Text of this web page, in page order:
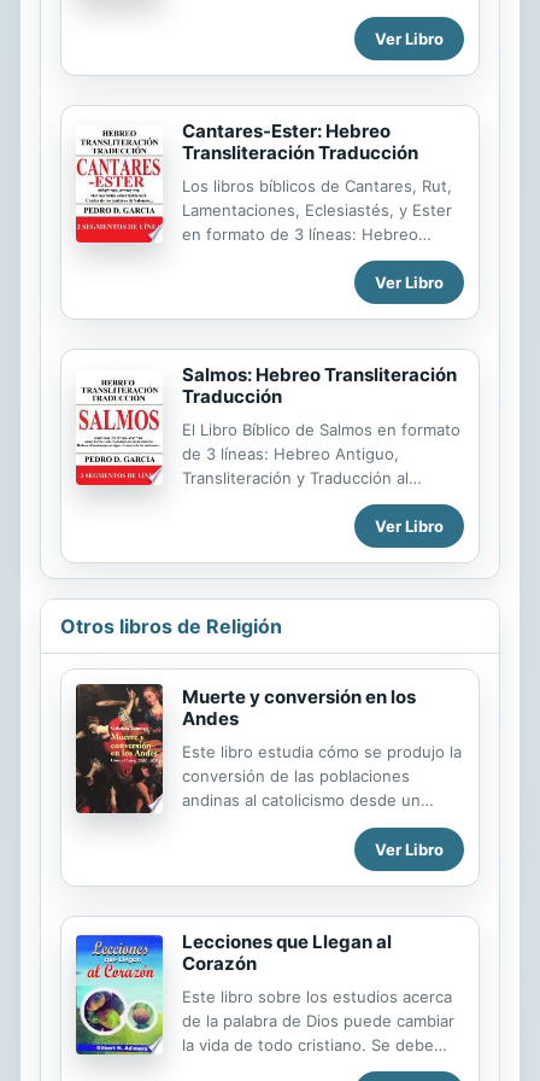
Español en 3 segmentos de línea.
Para principiantes, intermedios y
avanzados aprendices de hebreo.
aficionados. Presenta una guía para
la pronunciación de vocales y letras
en la página de inicio.
Ver Libro
Cantares-Ester: Hebreo
Transliteración Traducción
Los libros bíblicos de Cantares, Rut,
Lamentaciones, Eclesiastés, y Ester
en formato de 3 líneas: Hebreo
Antiguo, Transliteración y Traducción
al Español en 3 segmentos de línea.
Para principiantes, intermedios y
Estudiantes de seminario o
aficionados. Presenta una guía para
la pronunciación de vocales y letras
en la página de inicio.
Ver Libro
Salmos: Hebreo Transliteración
Traducción
El Libro Bíblico de Salmos en formato
de 3 líneas: Hebreo Antiguo,
Transliteración y Traducción al
Español en 3 segmentos de línea.
Para principiantes, intermedios y
avanzados aprendices de hebreo.
Estudiantes de seminario o
aficionados. Presenta una guía para
la pronunciación de vocales y letras
Ver Libro
Otros libros de Religión
Muerte y conversión en los
Andes
Este libro estudia cómo se produjo la
conversión de las poblaciones
andinas al catolicismo desde un
punto de vista específico: los
cambios en las actitudes frente a la
producen transformaciones
concretas en el ámbito de lo
religioso; cómo y por qué un número
significativo de miembros de una
sociedad, o la sociedad en su
conjunto, modifica su visión y
Ver Libro
Lecciones que Llegan al
Corazón
Este libro sobre los estudios acerca
de la palabra de Dios puede cambiar
la vida de todo cristiano. Se debe
leer con la Biblia a un lado como